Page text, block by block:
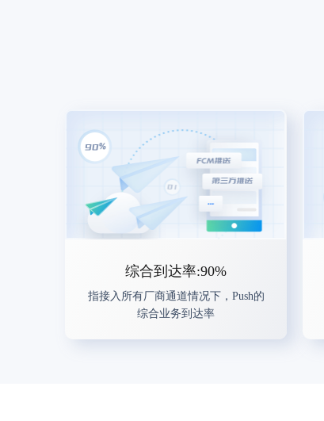
综合到达率:90%
指接入所有厂商通道情况下，Push的
综合业务到达率